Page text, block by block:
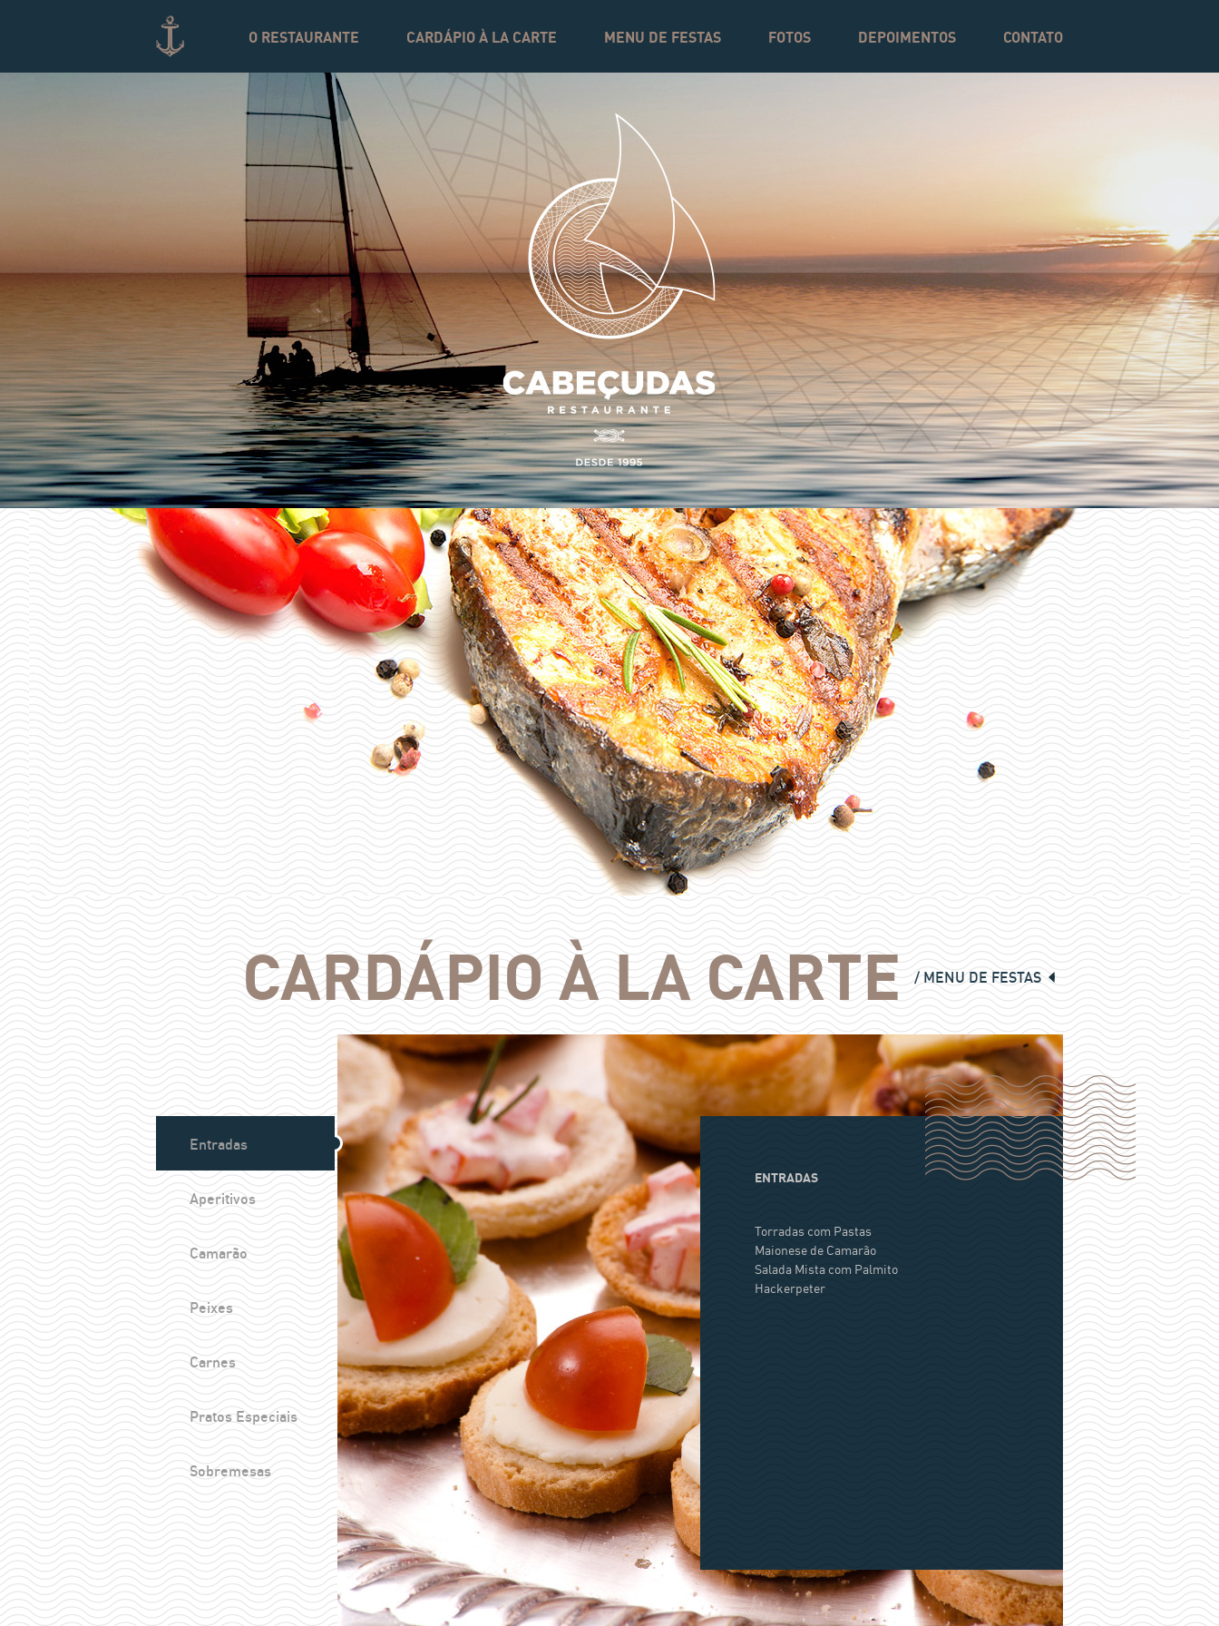
CONTENTO RESTAURANTE CARDÁPIO À LA CARTE MENU DE FESTAS FOTOS DEPOIMENTOS CONTATO
CARDÁPIO À LA CARTE MENU DE FESTAS
Entradas
Aperitivos
Camarão
Peixes
Carnes
Pratos Especiais
Sobremesas
ENTRADAS
Torradas com Pastas
Maionese de Camarão
Salada Mista com Palmito
Hackerpeter